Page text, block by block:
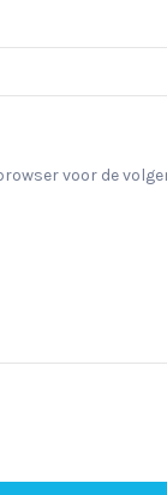
voor de